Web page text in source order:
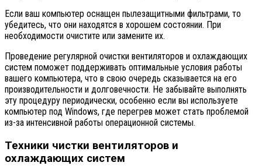
Если ваш компьютер оснащен пылезащитными фильтрами, то
убедитесь, что они находятся в хорошем состоянии. При
необходимости очистите или замените их.
Проведение регулярной очистки вентиляторов и охлаждающих
систем поможет поддерживать оптимальные условия работы
вашего компьютера, что в свою очередь сказывается на его
производительности и долговечности. Не забывайте выполнять
эту процедуру периодически, особенно если вы используете
компьютер под Windows, где перегрев может стать проблемой
из-за интенсивной работы операционной системы.
Техники чистки вентиляторов и
охлаждающих систем